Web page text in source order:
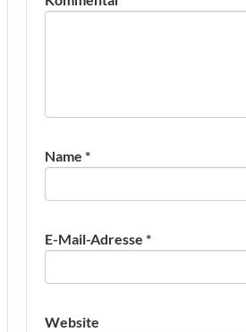
Name *
E-Mail-Adresse *
Website